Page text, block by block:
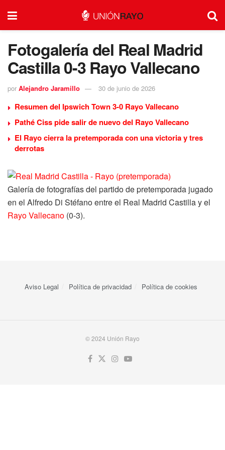
Fotogalería del Real Madrid
Castilla 0-3 Rayo Vallecano
por Alejandro Jaramillo 30 de junio de 2026
Resumen del Ipswich Town 3-0 Rayo Vallecano
Pathé Ciss pide salir de nuevo del Rayo Vallecano
El Rayo cierra la pretemporada con una victoria y tres
derrotas
Galería de fotografías del partido de pretemporada jugado
en el Alfredo Di Stéfano entre el Real Madrid Castilla y el
Rayo Vallecano (0-3).
Aviso Legal Política de privacidad Política de cookies
© 2024 Unión Rayo